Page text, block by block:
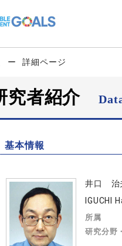
詳細ページ
究者紹介
基本情報
井口 治
IGUCHI
所属
研究分野